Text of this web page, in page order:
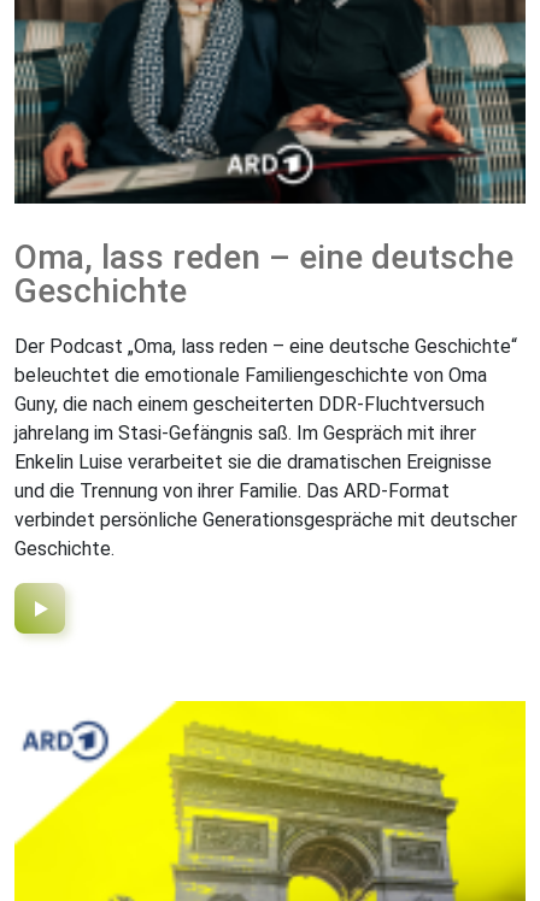
Oma, lass reden – eine deutsche
Geschichte
Der Podcast „Oma, lass reden – eine deutsche Geschichte“
beleuchtet die emotionale Familiengeschichte von Oma
Guny, die nach einem gescheiterten DDR-Fluchtversuch
jahrelang im Stasi-Gefängnis saß. Im Gespräch mit ihrer
Enkelin Luise verarbeitet sie die dramatischen Ereignisse
und die Trennung von ihrer Familie. Das ARD-Format
verbindet persönliche Generationsgespräche mit deutscher
Geschichte.